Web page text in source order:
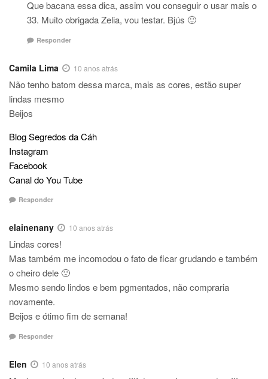
Que bacana essa dica, assim vou conseguir o usar mais o
33. Muito obrigada Zelia, vou testar. Bjús 🙂
Responder
Camila Lima 10 anos atrás
Não tenho batom dessa marca, mais as cores, estão super
lindas mesmo
Beijos
Blog Segredos da Cáh
Instagram
Facebook
Canal do You Tube
Responder
elainenany 10 anos atrás
Lindas cores!
Mas também me incomodou o fato de ficar grudando e também
o cheiro dele 🙁
Mesmo sendo lindos e bem pgmentados, não compraria
novamente.
Beijos e ótimo fim de semana!
Responder
Elen 10 anos atrás